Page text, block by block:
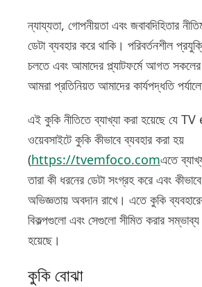
ন্যায্যতা, গোপনীয়তা এবং জবাবদিহিতার
ডেটা ব্যবহার করে থাকি। পরিবর্তনশীল
চলতে এবং আমাদের প্ল্যাটফর্মে আগত
আমরা প্রতিনিয়ত আমাদের কার্যপদ্ধতি
এই কুকি নীতিতে ব্যাখ্যা করা হয়েছে যে
ওয়েবসাইটে কুকি কীভাবে ব্যবহার করা হয়
(https://tvemfoco.comএতে
তারা কী ধরনের ডেটা সংগ্রহ করে এবং
অভিজ্ঞতায় অবদান রাখে। এতে কুকি
বিকল্পগুলো এবং সেগুলো সীমিত করার সম্ভাব্য
হয়েছে।
কুকি বোঝা